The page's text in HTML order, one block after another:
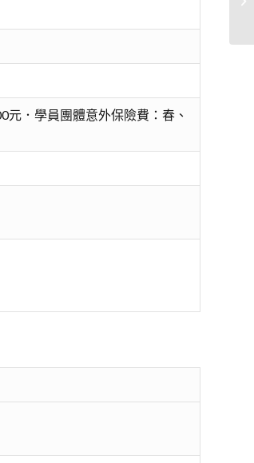
．學員團體意外保險費：春、